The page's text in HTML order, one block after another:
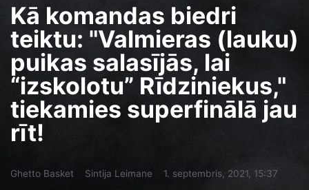
Kā komandas biedri
teiktu: "Valmieras (lauku)
puikas salasījās, lai
“izskolotu” Rīdziniekus,"
tiekamies superfinālā jau
rīt!
Ghetto Basket Sintija Leimane 1. septembris, 2021, 15:37